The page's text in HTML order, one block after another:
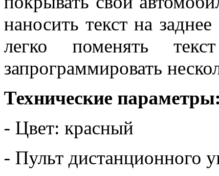
наносить текст на
легко поменять
запрограммировать
Технические
- Цвет: красный
- Пульт дистанционного